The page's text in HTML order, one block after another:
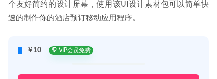
个友好简约的设计屏幕，使用该UI设计素材包可以简单快
速的制作你的酒店预订移动应用程序。
￥10 VIP会员免费